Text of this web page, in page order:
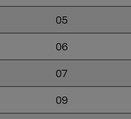
05
06
07
09